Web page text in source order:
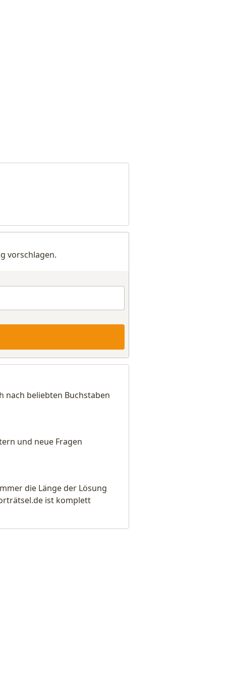
vorschlagen.
nach beliebten Buchstaben
und neue Fragen
die Länge der Lösung
ist komplett